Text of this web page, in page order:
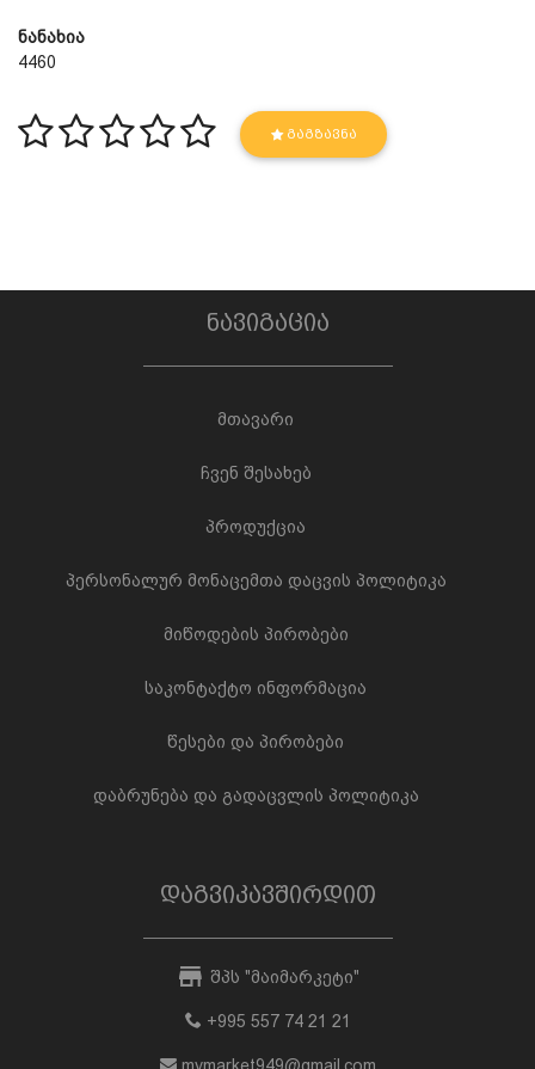
ნანახია
4460
ᲒᲐᲒᲖᲐᲕᲜᲐ
ნავიგაცია
მთავარი
ჩვენ შესახებ
პროდუქცია
პერსონალურ მონაცემთა დაცვის პოლიტიკა
მიწოდების პირობები
საკონტაქტო ინფორმაცია
წესები და პირობები
დაბრუნება და გადაცვლის პოლიტიკა
დაგვიკავშირდით
შპს "მაიმარკეტი"
+995 557 74 21 21
mymarket949@gmail.com